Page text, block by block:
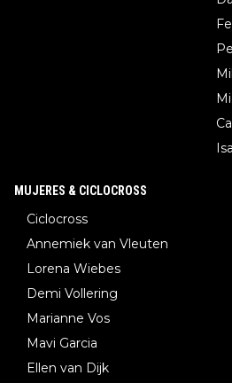
MUJERES & CICLOCROSS
Ciclocross
Annemiek van Vleuten
Lorena Wiebes
Demi Vollering
Marianne Vos
Mavi Garcia
Ellen van Dijk